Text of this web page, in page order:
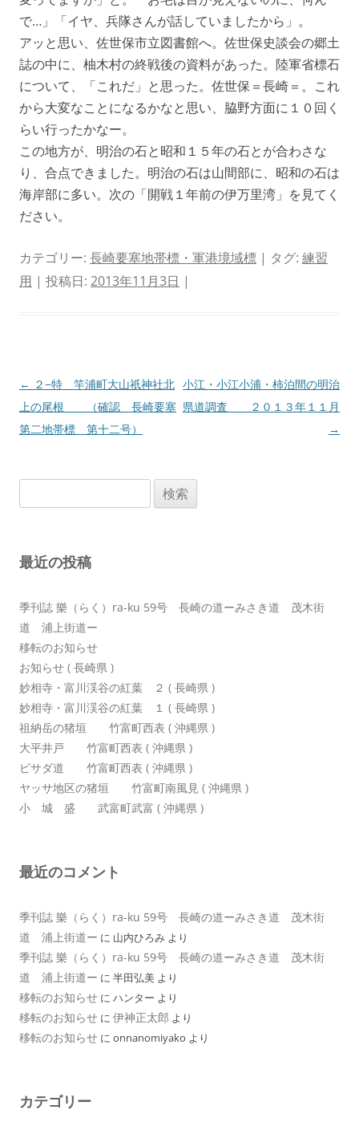
で…」「イヤ、兵隊さんが話していましたから」。
アッと思い、佐世保市立図書館へ。佐世保史談会の郷土
誌の中に、柚木村の終戦後の資料があった。陸軍省標石
について、「これだ」と思った。佐世保＝長崎＝。これ
から大変なことになるかなと思い、脇野方面に１０回く
らい行ったかなー。
この地方が、明治の石と昭和１５年の石とが合わさな
り、合点できました。明治の石は山間部に、昭和の石は
海岸部に多い。次の「開戦１年前の伊万里湾」を見てく
ださい。
カテゴリー: 長崎要塞地帯標・軍港境域標 | タグ: 練習
用 | 投稿日: 2013年11月3日 |
投
稿
ナ
ン
← ２−特 竿浦町大山祇神社北
上の尾根 （確認 長崎要塞
第二地帯標 第十二号）
小江・小江小浦・柿泊間の明治
県道調査 ２０１３年１１月
→
索:
最近の投稿
季刊誌 樂（らく）ra-ku 59号 長崎の道ーみさき道 茂木街
道 浦上街道ー
移転のお知らせ
お知らせ ( 長崎県 )
妙相寺・富川渓谷の紅葉 ２ ( 長崎県 )
妙相寺・富川渓谷の紅葉 １ ( 長崎県 )
祖納岳の猪垣 竹富町西表 ( 沖縄県 )
大平井戸 竹富町西表 ( 沖縄県 )
ピサダ道 竹富町西表 ( 沖縄県 )
ヤッサ地区の猪垣 竹富町南風見 ( 沖縄県 )
小 城 盛 武富町武富 ( 沖縄県 )
最近のコメント
季刊誌 樂（らく）ra-ku 59号 長崎の道ーみさき道 茂木街
道 浦上街道ー に 山内ひろみ より
季刊誌 樂（らく）ra-ku 59号 長崎の道ーみさき道 茂木街
道 浦上街道ー に 半田弘美 より
移転のお知らせ に ハンター より
移転のお知らせ に 伊神正太郎 より
移転のお知らせ に onnanomiyako より
カテゴリー